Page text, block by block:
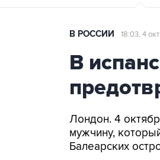
В РОССИИ 18:03, 4
В
Лондон. 4
мужчину,
Балеарских